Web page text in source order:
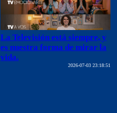
La Televisión está siempre, y
es nuestra forma de mirar la
vida.
2026-07-03 23:18:51